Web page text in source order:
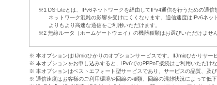
DS-Liteとは、IPv6ネットワークを経由してIPv4通信を行うための通
ネットワーク混雑の影響を受けにくくなります。通信速度はIPv6ネ
よりもより高速な通信をご利用いただけます。
無線ルータ（ホームゲートウェイ）の機器種類はお選びいただけませ
本オプションはIIJmioひかりのオプションサービスです。IIJmioひかりサー
本オプションをお申し込みすると、IPv6でのPPPoE接続はご利用いただけ
本オプションはベストエフォート型サービスであり、サービスの品質、及
通信速度はお客様のご利用環境や回線の種類、回線の混雑状況によって低